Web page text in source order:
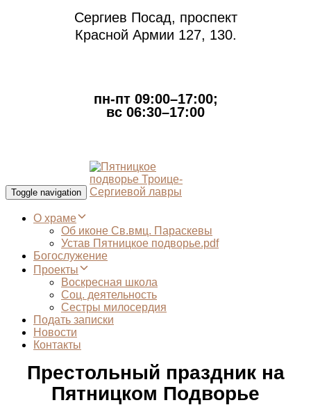
Сергиев Посад, проспект
Красной Армии 127, 130.
пн-пт 09:00–17:00;
вс 06:30–17:00
Toggle navigation
О храме
Об иконе Св.вмц. Параскевы
Устав Пятницкое подворье.pdf
Богослужение
Проекты
Воскресная школа
Соц. деятельность
Сестры милосердия
Подать записки
Новости
Контакты
Престольный праздник на
Пятницком Подворье